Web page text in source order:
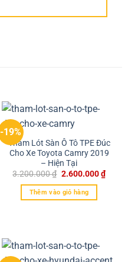
-19%
Thảm Lót Sàn Ô Tô TPE Đúc
Cho Xe Toyota Camry 2019
– Hiện Tại
3.200.000₫ 2.600.000₫
Thêm vào giỏ hàng